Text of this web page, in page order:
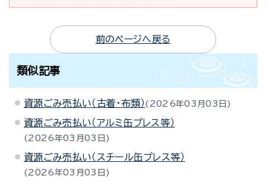
前のページへ戻る
類似記事
資源ごみ売払い（古着・布類） 2026年03月03日
資源ごみ売払い（アルミ缶プレス等）
2026年03月03日
資源ごみ売払い（スチール缶プレス等）
2026年03月03日